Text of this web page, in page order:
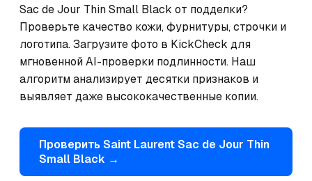
Sac de Jour Thin Small Black от подделки?
Проверьте качество кожи, фурнитуры, строчки и
логотипа. Загрузите фото в KickCheck для
мгновенной AI-проверки подлинности. Наш
алгоритм анализирует десятки признаков и
выявляет даже высококачественные копии.
Проверить Saint LaurentSac de Jour Thin
Small Black →